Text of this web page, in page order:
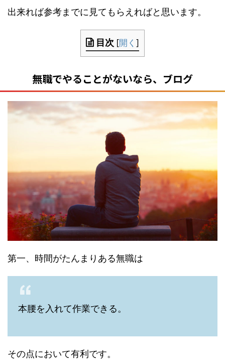
出来れば参考までに見てもらえればと思います。
目次 [開く ]
無職でやることがないなら、ブログ
第一、時間がたんまりある無職は
本腰を入れて作業できる。
その点において有利です。